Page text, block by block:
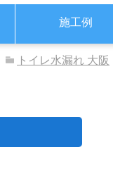
施工例
トイレ水漏れ 大阪